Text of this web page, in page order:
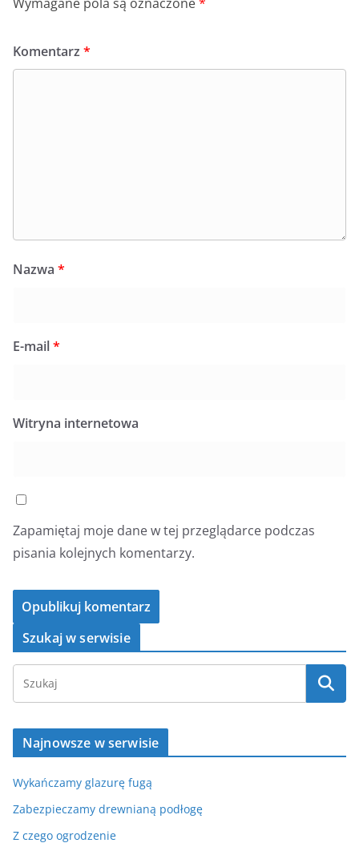
Komentarz *
Nazwa *
E-mail*
Witryna internetowa
Zapamiętaj moje dane w tej przeglądarce podczas
pisania kolejnych komentarzy.
Szukaj w serwisie
Najnowsze w serwisie
Wykańczamy glazurę fugą
Zabezpieczamy drewnianą podłogę
Z czego ogrodzenie